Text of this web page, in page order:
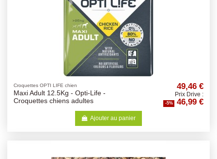
Croquettes OPTI LIFE chien
Maxi Adult 12.5Kg - Opti-Life -
Croquettes chiens adultes
49,46 €
Prix Drive :
-5% 46,99 €
Ajouter au panier